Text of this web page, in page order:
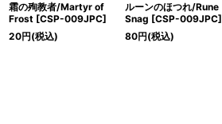
霜の殉教者/Martyr of
Frost [CSP-009JPC]
20円(税込)
ルーンのほつれ/Rune
Snag [CSP-009JPC]
80円(税込)